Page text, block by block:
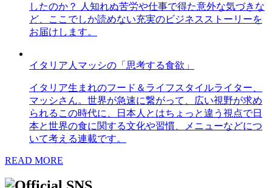
したのか？ 人知れぬ苦労や仕事で得た意外な気づきな
ど、ここでしか読めない充実のビジネスストーリーを
お届けします。
イタリア人マッシの「思考する食欲」
イタリア生まれのフード＆ライフスタイルライター、
マッシさん。世界が急速に繋がって、広い視野が求め
られるこの時代に、日本人とはちょっと違う視点で日
本と世界の食に関する文化や習慣、メニューなどにつ
いて考える連載です。
READ MORE